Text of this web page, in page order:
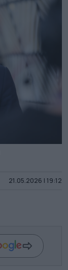
21.05.2026 | 19:12